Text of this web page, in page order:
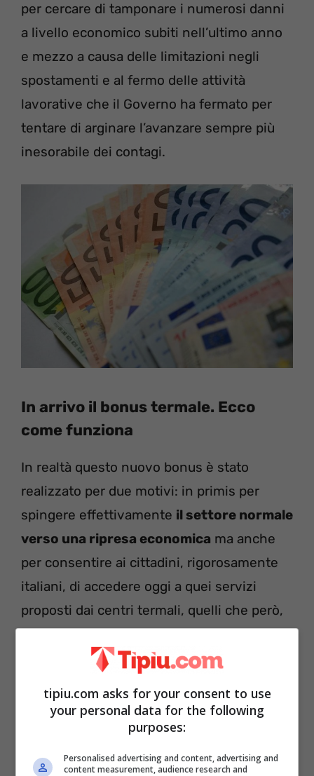
per cercare di tamponare i numerosi danni
a livello economico subiti nell’ultimo anno
e mezzo a causa delle limitazioni negli
spostamenti e al fermo delle attività
lavorative che il Governo ha fermato per
tentare di arginare l’avanzare sempre più
inesorabile dei contagi.
In arrivo il bonus termale. Ecco
come funziona
In realtà questo nuovo bonus è stato
realizzato per due motivi: in primis per
spingere effettivamente il settore normale
verso una ripresa economica ma anche
per consentire ai cittadini, rigorosamente
italiani, di accedere oggi a quei servizi
proposti dai centri termali, quelli che però,
attenzione, vogliono aderire all’iniziativa, a
spese più basse e ridotte.
tipiu.com asks for your consent to use
your personal data for the following
purposes:
Personalised advertising and content, advertising and
content measurement, audience research and